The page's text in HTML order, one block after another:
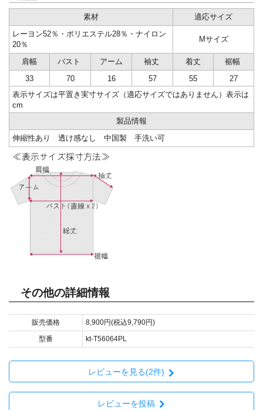
素材
適応サイズ
レーヨン52％・ポリエステル28％・ナイロン
20％
Mサイズ
肩幅 バスト アーム 袖丈 着丈
裾幅
33
70 16 57 55
27
表示サイズは平置き実寸サイズ（適応サイズではありません）表示は
cm
製品情報
伸縮性あり 透け感なし 中国製 手洗い可
その他の詳細情報
販売価格
8,900円(税込9,790円)
型番
kt-T56064PL
レビューを見る(2件)
レビューを投稿